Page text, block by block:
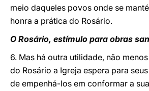
meio daqueles povos onde se
honra a prática do Rosário.
O Rosário, estímulo para obras
6. Mas há outra utilidade, não
do Rosário a Igreja espera para
de empenhá-los em conformar a